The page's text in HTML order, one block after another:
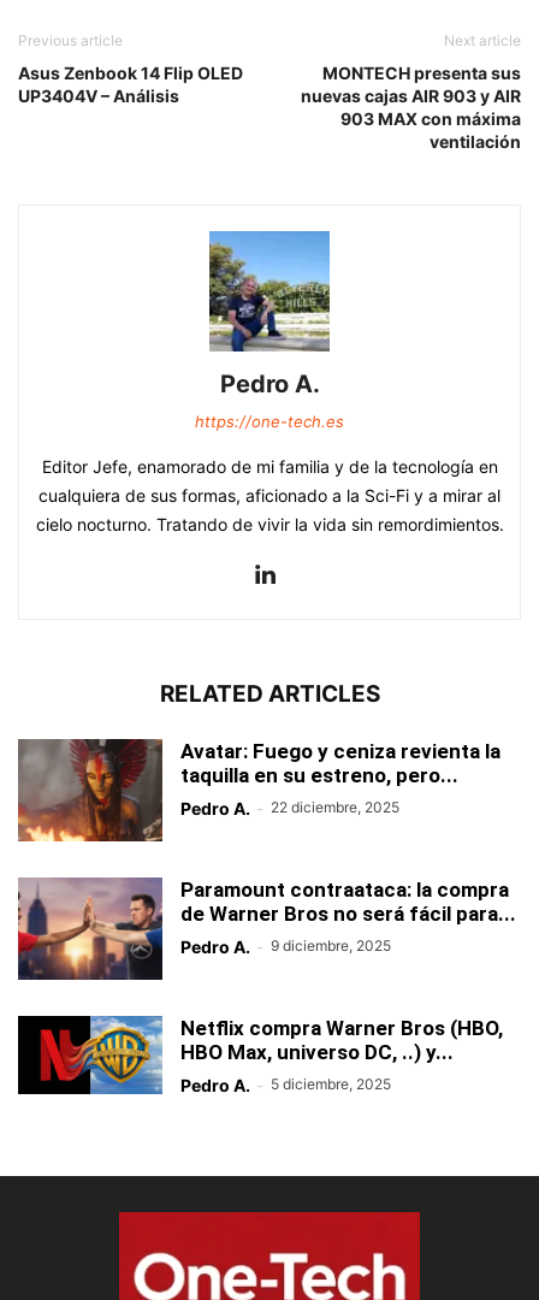
Previous article
Asus Zenbook 14 Flip OLED
UP3404V – Análisis
Next article
MONTECH presenta sus
nuevas cajas AIR 903 y AIR
903 MAX con máxima
ventilación
Pedro A.
https://one-tech.es
Editor Jefe, enamorado de mi familia y de la tecnología en
cualquiera de sus formas, aficionado a la Sci-Fi y a mirar al
cielo nocturno. Tratando de vivir la vida sin remordimientos.
RELATED ARTICLES
Avatar: Fuego y ceniza revienta la
taquilla en su estreno, pero...
Pedro A. - 22 diciembre, 2025
Paramount contraataca: la compra
de Warner Bros no será fácil para...
Pedro A. - 9 diciembre, 2025
Netflix compra Warner Bros (HBO,
HBO Max, universo DC, ..) y...
Pedro A. - 5 diciembre, 2025